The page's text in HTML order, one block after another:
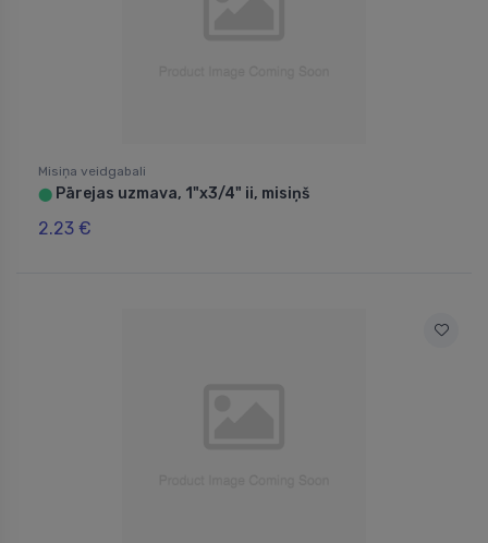
Misiņa veidgabali
⬤ Pārejas uzmava, 1"x3/4" ii, misiņš
2.23 €